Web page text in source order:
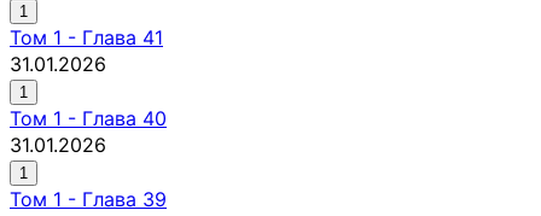
1
Том 1 - Глава 41
31.01.2026
1
Том 1 - Глава 40
31.01.2026
1
Том 1 - Глава 39